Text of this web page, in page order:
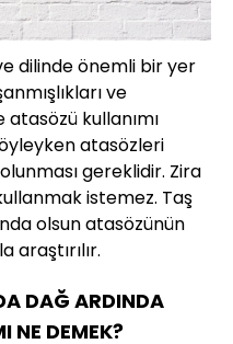
dilinde önemli bir yer
ve
kullanımı
atasözleri
gereklidir. Zira
istemez. Taş
olsun atasözünün
araştırılır.
DAĞ ARDINDA
NE DEMEK?